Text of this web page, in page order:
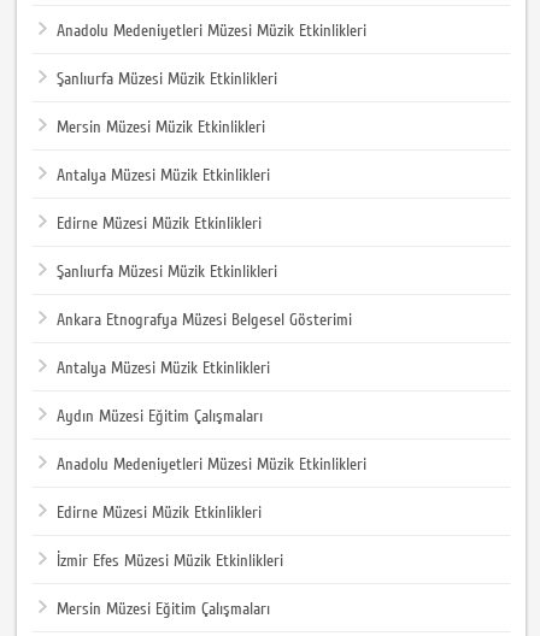
Anadolu Medeniyetleri Müzesi Müzik Etkinlikleri
Şanlıurfa Müzesi Müzik Etkinlikleri
Mersin Müzesi Müzik Etkinlikleri
Antalya Müzesi Müzik Etkinlikleri
Edirne Müzesi Müzik Etkinlikleri
Şanlıurfa Müzesi Müzik Etkinlikleri
Ankara Etnografya Müzesi Belgesel Gösterimi
Antalya Müzesi Müzik Etkinlikleri
Aydın Müzesi Eğitim Çalışmaları
Anadolu Medeniyetleri Müzesi Müzik Etkinlikleri
Edirne Müzesi Müzik Etkinlikleri
İzmir Efes Müzesi Müzik Etkinlikleri
Mersin Müzesi Eğitim Çalışmaları